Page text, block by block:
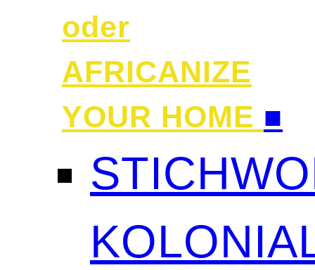
oder
AFRICANIZE
YOUR HOME ■